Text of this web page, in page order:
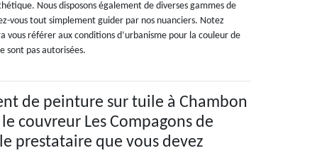
Nous disposons également de diverses gammes de
vous tout simplement guider par nos nuanciers. Notez
vous référer aux conditions d’urbanisme pour la couleur de
sont pas autorisées.
de peinture sur tuile à Chambon
couvreur Les Compagons de
prestataire que vous devez